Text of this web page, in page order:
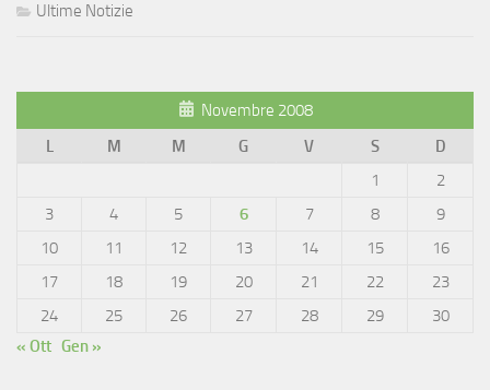
Ultime Notizie
Novembre 2008
L
M M G V S
D
1
2
3
4 5 6 7 8
9
10
11 12 13 14 15
16
17
18 19 20 21 22
23
24
25 26 27 28 29
30
« Ott Gen »